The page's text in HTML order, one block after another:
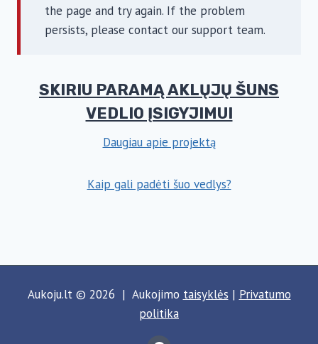
the page and try again. If the problem
persists, please contact our support team.
SKIRIU PARAMĄ AKLŲJŲ ŠUNS
VEDLIO ĮSIGYJIMUI
Daugiau apie projektą
Kaip gali padėti šuo vedlys?
Aukoju.lt © 2026 | Aukojimo taisyklės | Privatumo
politika